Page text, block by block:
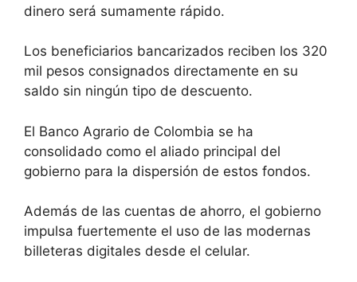
dinero será sumamente rápido.
Los beneficiarios bancarizados reciben los 320
mil pesos consignados directamente en su
saldo sin ningún tipo de descuento.
El Banco Agrario de Colombia se ha
consolidado como el aliado principal del
gobierno para la dispersión de estos fondos.
Además de las cuentas de ahorro, el gobierno
impulsa fuertemente el uso de las modernas
billeteras digitales desde el celular.